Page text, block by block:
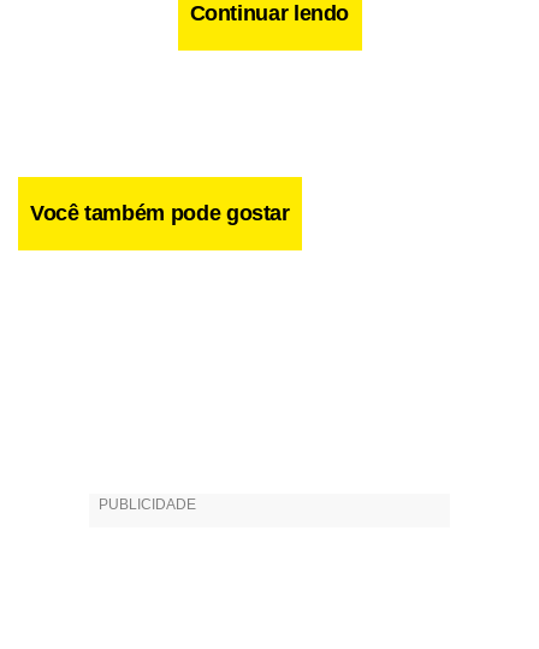
diversas experiências mediúnicas no local: “Tenho provas
Continuar lendo
Você também pode gostar